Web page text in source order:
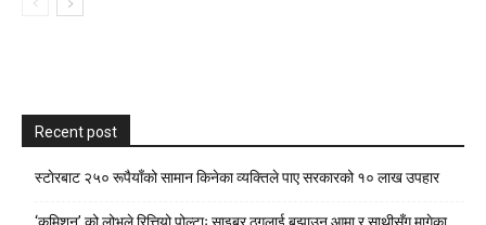
Recent post
स्टाेरबाट २५० रूपैयाँको सामान किनेका व्यक्तिले पाए सरकारको १० लाख उपहार